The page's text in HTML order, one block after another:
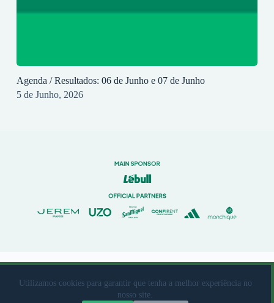
Utilizamos cookies para garantir que tenha a melhor experiência no
nosso site.
Agenda / Resultados: 06 de Junho e 07 de Junho
5 de Junho, 2026
© 2023 Rio Ave Futebol Clube Desenvolvido porbrandit